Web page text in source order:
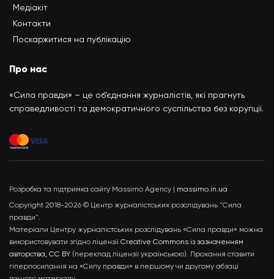
Медіакіт
Контакти
Поскаржитися на публікацію
Про нас
«Сила правди» – це об’єднання журналістів, які прагнуть
справедливості та демократичного суспільства без корупції.
Розробка та підтримка сайту Massimo Agency | massimo.in.ua
Copyright 2018-2026 © Центр журналістських розслідувань "Сила
правди".
Матеріали Центру журналістських розслідувань «Сила правди» можна
використовувати згідно ліцензії Creative Commons із зазначенням
авторства, CC BY (переклад ліцензії українською). Прохання ставити
гіперпосилання на «Силу правди» в першому чи другому абзаці